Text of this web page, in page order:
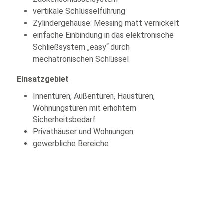
vertikale Schlüsselführung
Zylindergehäuse: Messing matt vernickelt
einfache Einbindung in das elektronische
Schließsystem „easy“ durch
mechatronischen Schlüssel
Einsatzgebiet
Innentüren, Außentüren, Haustüren,
Wohnungstüren mit erhöhtem
Sicherheitsbedarf
Privathäuser und Wohnungen
gewerbliche Bereiche